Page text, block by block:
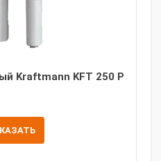
Kraftmann KFT 250 P